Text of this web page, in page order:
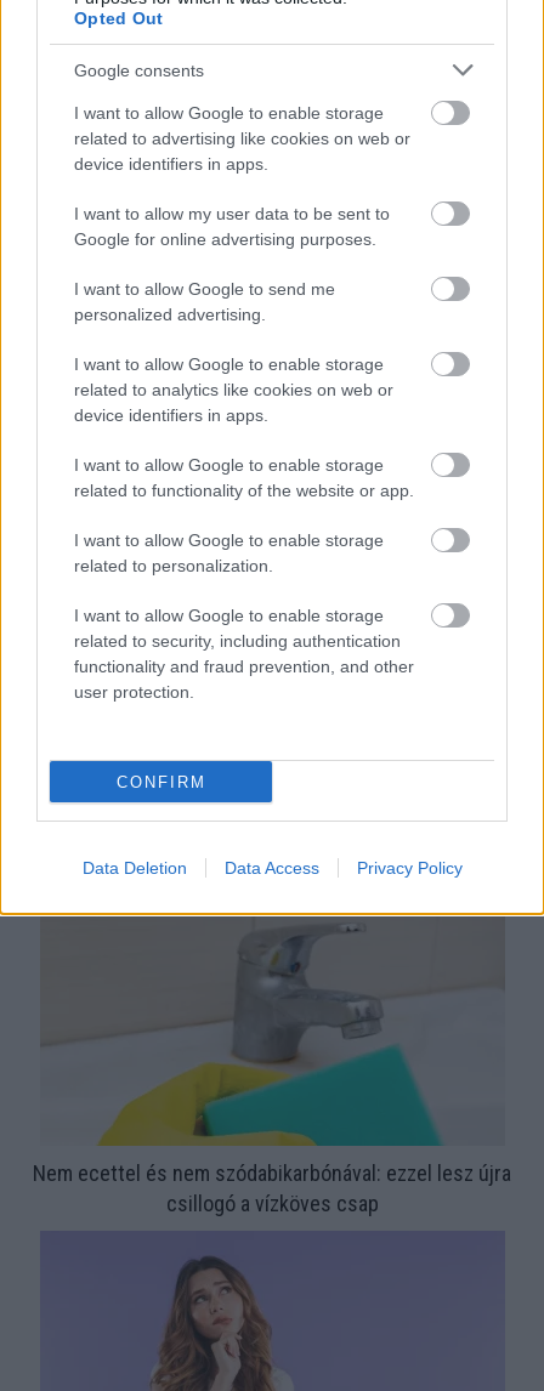
Opted Out
Google consents
I want to allow Google to enable storage
related to advertising like cookies on web or
device identifiers in apps.
I want to allow my user data to be sent to
Google for online advertising purposes.
I want to allow Google to send me
personalized advertising.
I want to allow Google to enable storage
related to analytics like cookies on web or
device identifiers in apps.
I want to allow Google to enable storage
related to functionality of the website or app.
I want to allow Google to enable storage
related to personalization.
I want to allow Google to enable storage
related to security, including authentication
functionality and fraud prevention, and other
user protection.
CONFIRM
Data Deletion Data Access Privacy Policy
24 óra
Orvos figyelmeztet: ezt az apró reggeli tünetet ne
Ezért párásodik be állandóan az ablak – egyszerűbb a
megoldás, mint gondolnád
Nem ecettel és nem szódabikarbónával: ezzel lesz újra
csillogó a vízköves csap